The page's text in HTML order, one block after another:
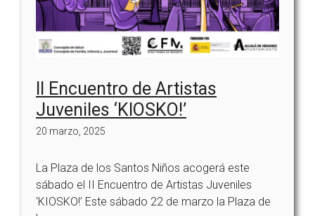
II Encuentro de Artistas
Juveniles ‘KIOSKO!’
20 marzo, 2025
La Plaza de los Santos Niños acogerá este
sábado el II Encuentro de Artistas Juveniles
‘KIOSKO!’ Este sábado 22 de marzo la Plaza de